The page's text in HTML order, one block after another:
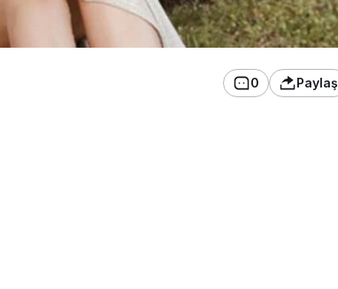
0 Paylaş